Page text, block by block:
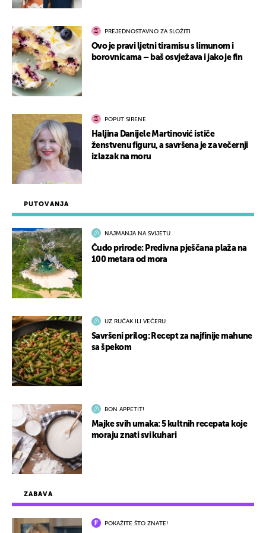
ZABAVA
POKAŽITE ŠTO ZNATE!
PUTOVANJA
NAJMANJA NA SVIJETU
Čudo prirode: Predivna pješčana plaža na
100 metara od mora
UZ RUČAK ILI VEČERU
Savršeni prilog: Recept za najfinije mahune
sa špekom
BON APPETIT!
Majke svih umaka: 5 kultnih recepata koje
moraju znati svi kuhari
PREJEDNOSTAVNO ZA SLOŽITI
Ovo je pravi ljetni tiramisu s limunom i
borovnicama – baš osvježava i jako je fin
POPUT SIRENE
Haljina Danijele Martinović ističe
ženstvenu figuru, a savršena je za večernji
izlazak na moru